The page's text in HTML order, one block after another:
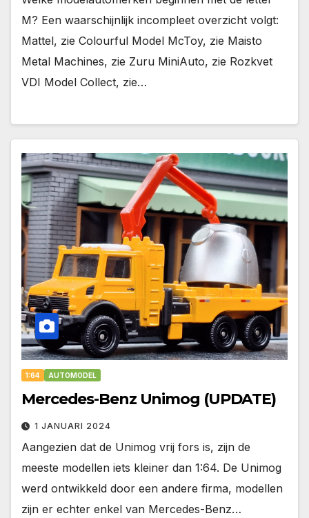
M? Een waarschijnlijk incompleet overzicht volgt:
Mattel, zie Colourful Model McToy, zie Maisto
Metal Machines, zie Zuru MiniAuto, zie Rozkvet
VDI Model Collect, zie…
1:64 AUTOMODEL
Mercedes-Benz Unimog (UPDATE)
1 JANUARI 2024
Aangezien dat de Unimog vrij fors is, zijn de
meeste modellen iets kleiner dan 1:64. De Unimog
werd ontwikkeld door een andere firma, modellen
zijn er echter enkel van Mercedes-Benz…